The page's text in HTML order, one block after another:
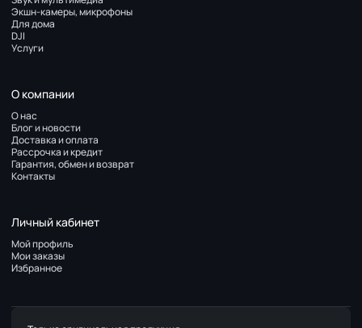
Экшн-камеры, микрофоны
Для дома
DJI
Услуги
О компании
О нас
Блог и новости
Доставка и оплата
Рассрочка и кредит
Гарантия, обмен и возврат
Контакты
Личный кабинет
Мой профиль
Мои заказы
Избранное